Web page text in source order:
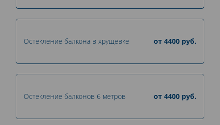
Остекление балкона в хрущевке от 4400 руб.
Остекление балконов 6 метров от 4400 руб.